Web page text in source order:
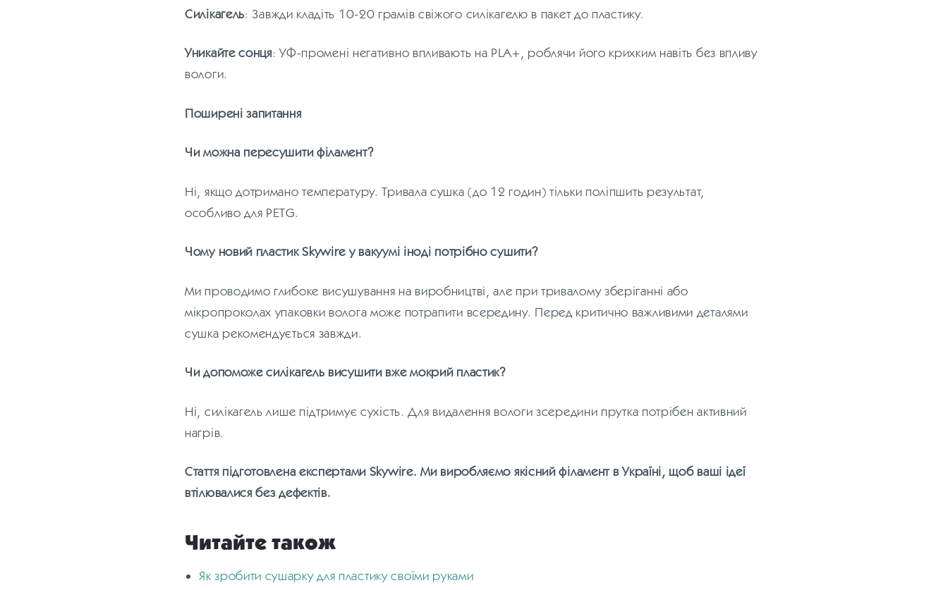
Силікагель: Завжди кладіть 10-20 грамів свіжого силікагелю в пакет до пластику.
Уникайте сонця: УФ-промені негативно впливають на PLA+, роблячи його крихким навіть без впливу
вологи.
Поширені запитання
Чи можна пересушити філамент?
Ні, якщо дотримано температуру. Тривала сушка (до 12 годин) тільки поліпшить результат,
особливо для PETG.
Чому новий пластик Skywire у вакуумі іноді потрібно сушити?
Ми проводимо глибоке висушування на виробництві, але при тривалому зберіганні або
мікропроколах упаковки волога може потрапити всередину. Перед критично важливими деталями
сушка рекомендується завжди.
Чи допоможе силікагель висушити вже мокрий пластик?
Ні, силікагель лише підтримує сухість. Для видалення вологи зсередини прутка потрібен активний
нагрів.
Стаття підготовлена експертами Skywire. Ми виробляємо якісний філамент в Україні, щоб ваші ідеї
втілювалися без дефектів.
Читайте також
Як зробити сушарку для пластику своїми руками